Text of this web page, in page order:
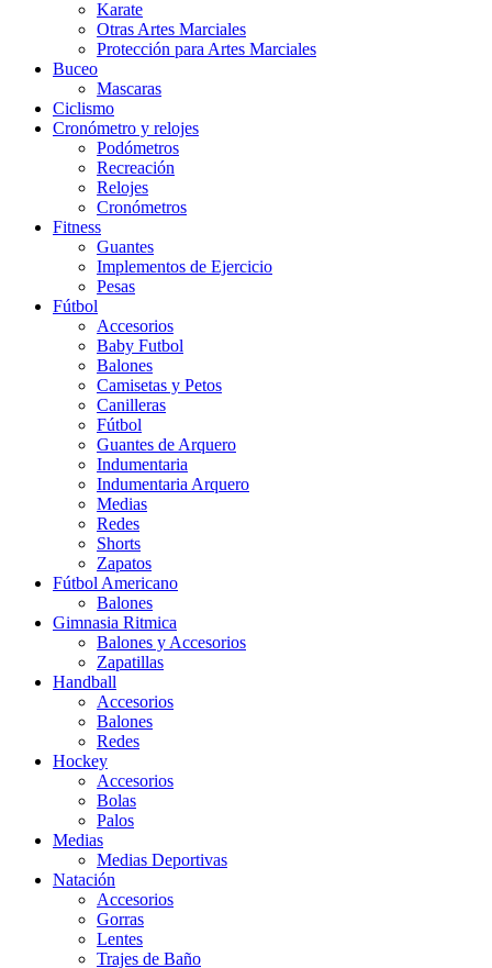
Karate
Otras Artes Marciales
Protección para Artes Marciales
Buceo
Mascaras
Ciclismo
Cronómetro y relojes
Podómetros
Recreación
Relojes
Cronómetros
Fitness
Guantes
Implementos de Ejercicio
Pesas
Fútbol
Accesorios
Baby Futbol
Balones
Camisetas y Petos
Canilleras
Fútbol
Guantes de Arquero
Indumentaria
Indumentaria Arquero
Medias
Redes
Shorts
Zapatos
Fútbol Americano
Balones
Gimnasia Ritmica
Balones y Accesorios
Zapatillas
Handball
Accesorios
Balones
Redes
Hockey
Accesorios
Bolas
Palos
Medias
Medias Deportivas
Natación
Accesorios
Gorras
Lentes
Trajes de Baño